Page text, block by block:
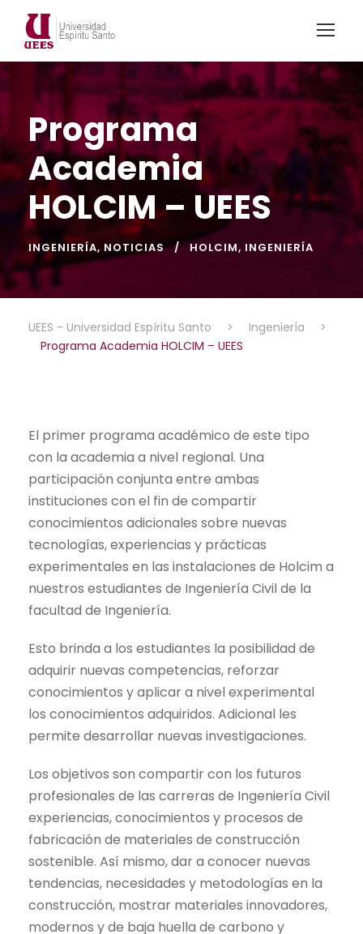
Programa
Academia
HOLCIM – UEES
INGENIERÍA, NOTICIAS HOLCIM, INGENIERÍA
UEES - Universidad Espíritu Santo > Ingeniería
>
Programa Academia HOLCIM – UEES
El primer programa académico de este tipo
con la academia a nivel regional. Una
participación conjunta entre ambas
instituciones con el fin de compartir
conocimientos adicionales sobre nuevas
tecnologías, experiencias y prácticas
experimentales en las instalaciones de Holcim a
nuestros estudiantes de Ingeniería Civil de la
facultad de Ingeniería.
Esto brinda a los estudiantes la posibilidad de
adquirir nuevas competencias, reforzar
conocimientos y aplicar a nivel experimental
los conocimientos adquiridos. Adicional les
permite desarrollar nuevas investigaciones.
Los objetivos son compartir con los futuros
profesionales de las carreras de Ingeniería Civil
experiencias, conocimientos y procesos de
fabricación de materiales de construcción
sostenible. Así mismo, dar a conocer nuevas
tendencias, necesidades y metodologías en la
construcción, mostrar materiales innovadores,
modernos y de baja huella de carbono y